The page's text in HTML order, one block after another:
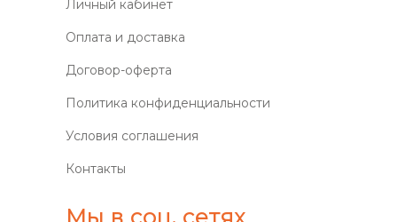
Личный кабинет
Оплата и доставка
Договор-оферта
Политика конфиденциальности
Условия соглашения
Контакты
Мы в соц. сетях